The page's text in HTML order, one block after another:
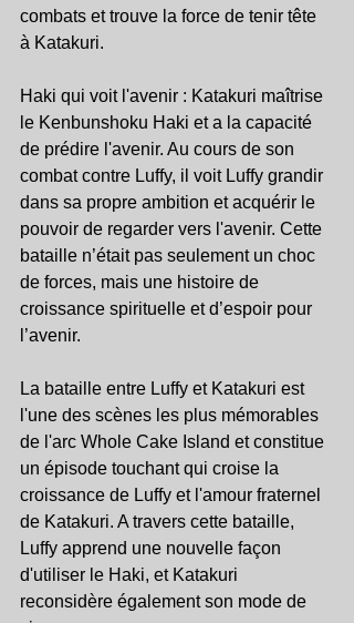
combats et trouve la force de tenir tête
à Katakuri.
Haki qui voit l'avenir : Katakuri maîtrise
le Kenbunshoku Haki et a la capacité
de prédire l'avenir. Au cours de son
combat contre Luffy, il voit Luffy grandir
dans sa propre ambition et acquérir le
pouvoir de regarder vers l'avenir. Cette
bataille n’était pas seulement un choc
de forces, mais une histoire de
croissance spirituelle et d’espoir pour
l’avenir.
La bataille entre Luffy et Katakuri est
l'une des scènes les plus mémorables
de l'arc Whole Cake Island et constitue
un épisode touchant qui croise la
croissance de Luffy et l'amour fraternel
de Katakuri. A travers cette bataille,
Luffy apprend une nouvelle façon
d'utiliser le Haki, et Katakuri
reconsidère également son mode de